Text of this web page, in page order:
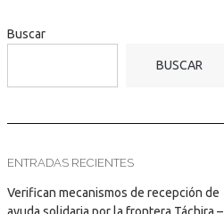
Buscar
BUSCAR
ENTRADAS RECIENTES
Verifican mecanismos de recepción de